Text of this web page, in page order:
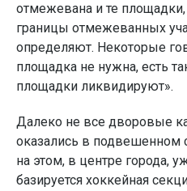
отмежевана и те
границы отмежеванных
определяют. Некоторые
площадка не нужна, есть
площадки ликвидируют».
Далеко не все дворовые
оказались в подвешенном
на этом, в центре города,
базируется хоккейная